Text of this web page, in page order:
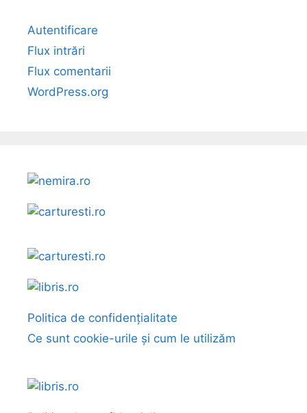
Autentificare
Flux intrări
Flux comentarii
WordPress.org
Politica de confidențialitate
Ce sunt cookie-urile și cum le utilizăm